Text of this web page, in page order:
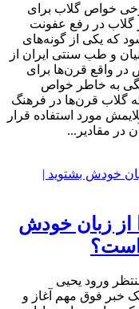
خواص گلاب برای
گلاب در رفع عفونت
که یکی از گونه‌های
و طب سنتی ایران از
در واقع قرن‌ها برای
به خاطر خواص
گلاب قرن‌ها در فرهنگ
مورد استفاده قرار
در مقادیر...
زبان خودش
است؟
ورود یحیی
خبر فوق مهم آغاز و